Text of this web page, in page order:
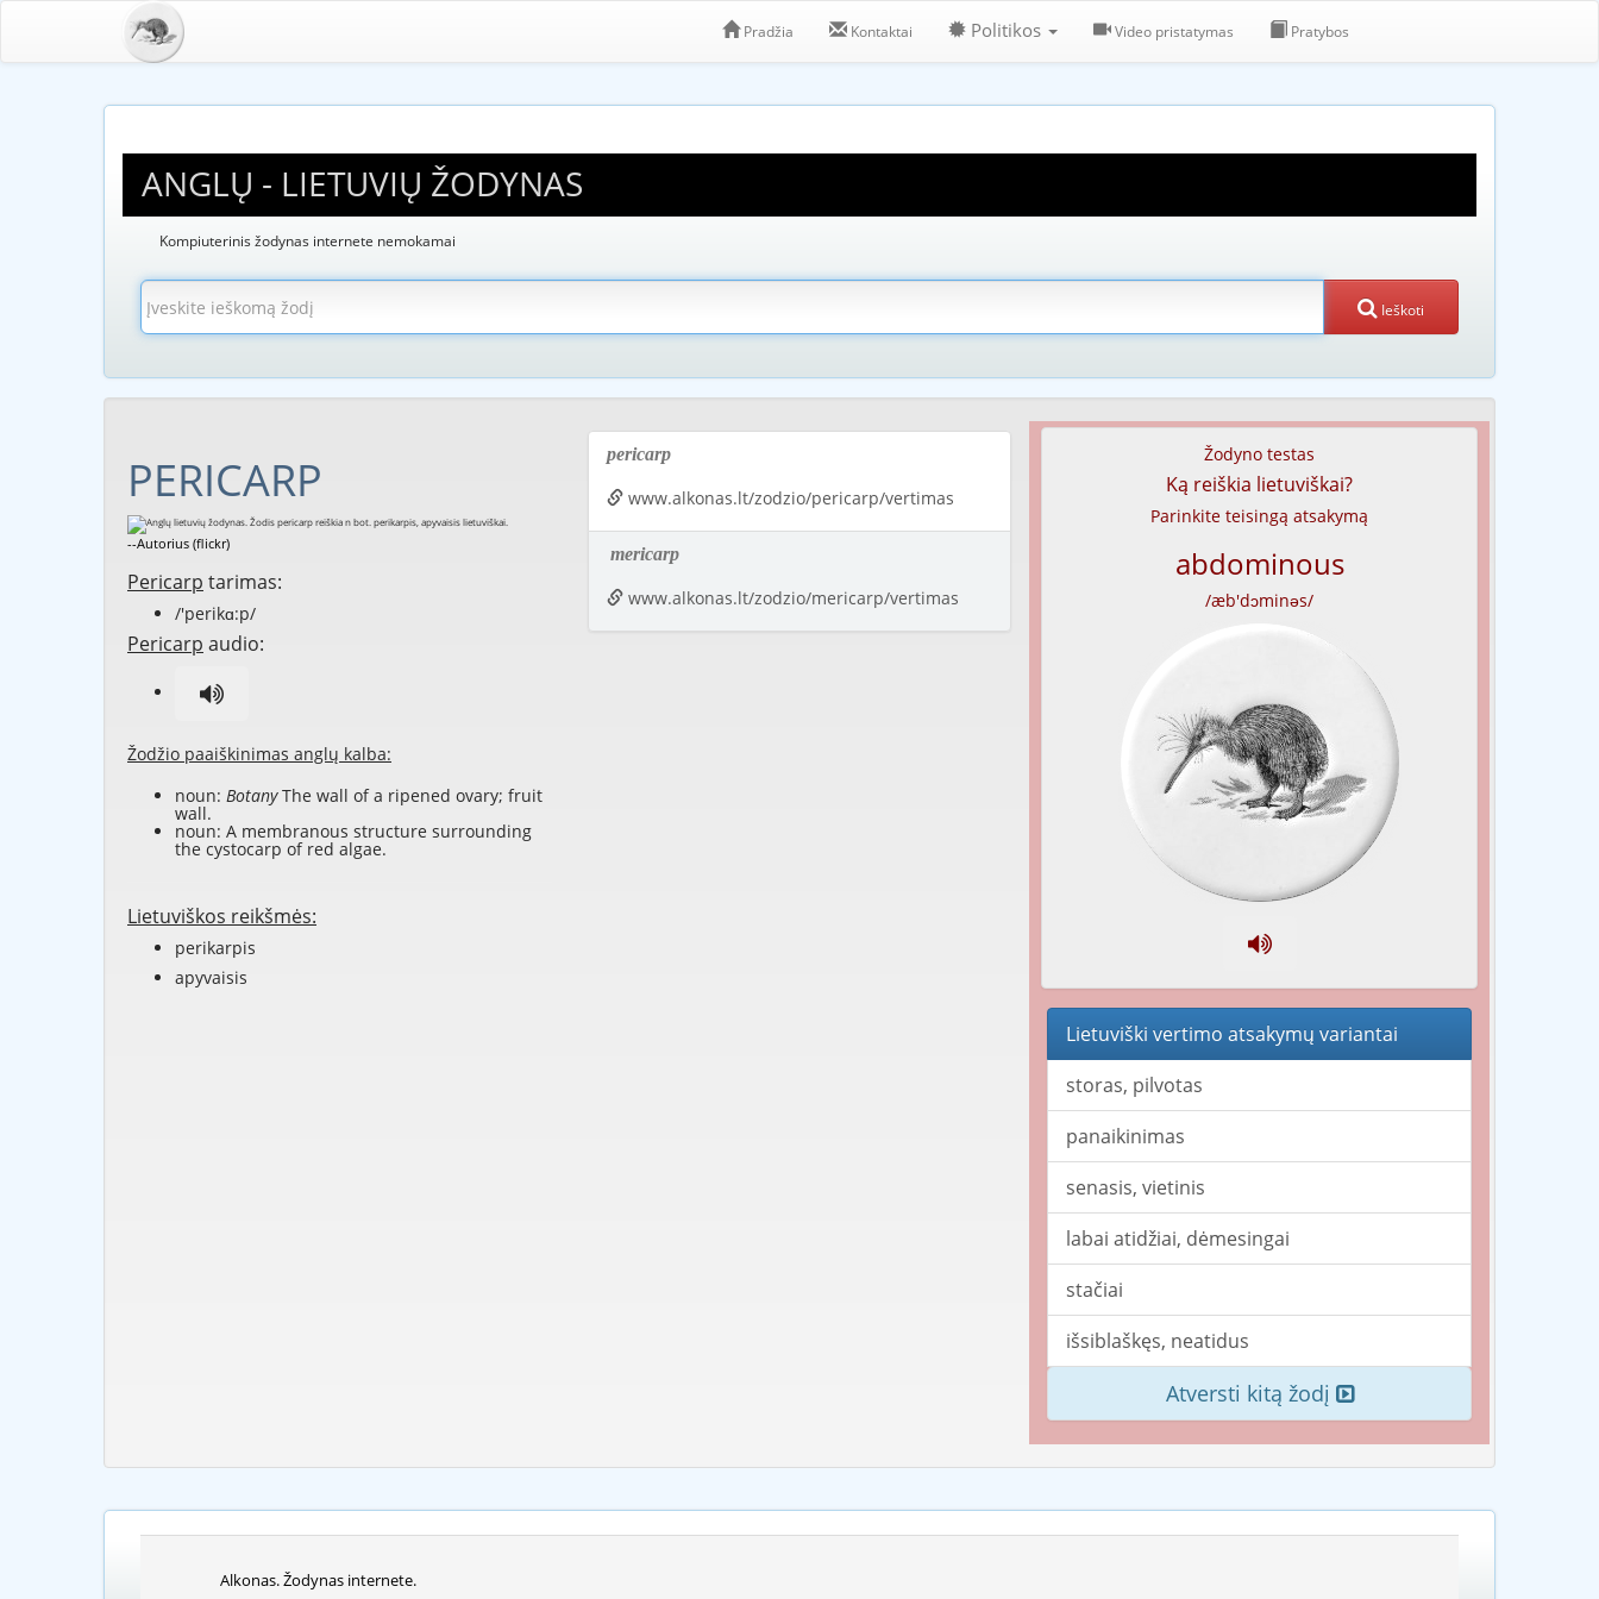
Pradžia Kontaktai Politikos Video pristatymas Pratybos
ANGLŲ - LIETUVIŲ ŽODYNAS
Kompiuterinis žodynas internete nemokamai
Ieškoti
PERICARP
--Autorius (flickr)
Pericarp tarimas:
/'perikɑ:p/
Pericarp audio:
Žodžio paaiškinimas anglų kalba:
noun: BotanyThe wall of a ripened ovary; fruit
wall.
noun: A membranous structure surrounding
the cystocarp of red algae.
Lietuviškos reikšmės:
perikarpis
apyvaisis
pericarp
www.alkonas.lt/zodzio/pericarp/vertimas
mericarp
www.alkonas.lt/zodzio/mericarp/vertimas
Žodyno testas
Ką reiškia lietuviškai?
Parinkite teisingą atsakymą
abdominous
/æb'dɔminəs/
Lietuviški vertimo atsakymų variantai
storas, pilvotas
panaikinimas
senasis, vietinis
labai atidžiai, dėmesingai
stačiai
išsiblaškęs, neatidus
Atversti kitą žodį
Alkonas. Žodynas internete.